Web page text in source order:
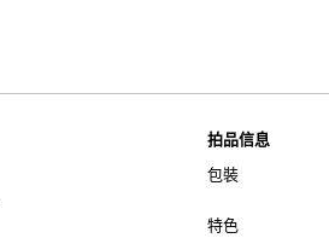
拍品信息
包裝
特色